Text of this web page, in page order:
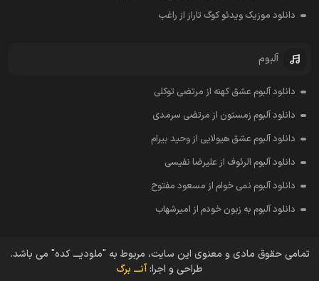
دانلود موزیک ویدئو کوگ تاراز از راغب
آلبوم
دانلود آلبوم عشق کهنه از مرتضی توکلی
دانلود آلبوم زمستون از مرتضی سرمدی
دانلود آلبوم عشق هیولایی از وحید بیرام
دانلود آلبوم الرئوف از علیرضا نفیسی
دانلود آلبوم نمی خوام از مسعود مفتوح
دانلود آلبوم به زبون خودم از امیرشهاب
تمامی حقوق مادی و معنوی این سایت، مربوط به "ملودیـــ کده" می باشد.
طراحی و اجرا:آنـــ برگ